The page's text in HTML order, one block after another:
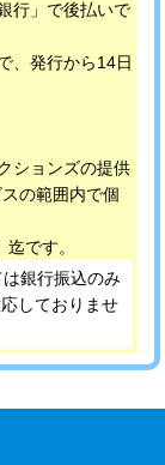
行」で後払いで
、発行から14日
ションズの提供
の範囲内で個
です。
銀行振込のみ
しておりませ